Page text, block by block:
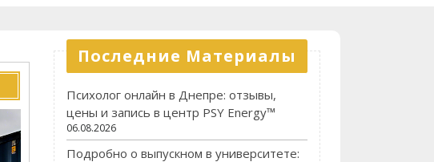
Последние Материалы
Психолог онлайн в Днепре: отзывы,
цены и запись в центр PSY Energy™
06.08.2026
Подробно о выпускном в университете: